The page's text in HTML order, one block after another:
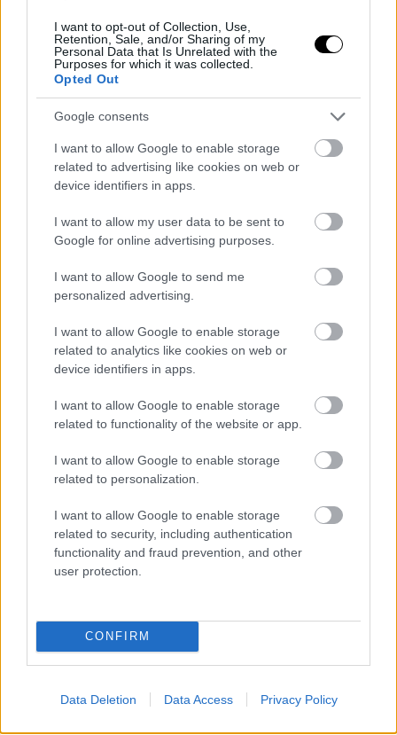
I want to opt-out of Collection, Use,
Retention, Sale, and/or Sharing of my
Personal Data that Is Unrelated with the
Purposes for which it was collected.
Opted Out
Google consents
I want to allow Google to enable storage
related to advertising like cookies on web or
device identifiers in apps.
I want to allow my user data to be sent to
Google for online advertising purposes.
I want to allow Google to send me
personalized advertising.
I want to allow Google to enable storage
related to analytics like cookies on web or
device identifiers in apps.
I want to allow Google to enable storage
related to functionality of the website or app.
I want to allow Google to enable storage
related to personalization.
I want to allow Google to enable storage
related to security, including authentication
functionality and fraud prevention, and other
user protection.
CONFIRM
Data Deletion Data Access Privacy Policy
να εντοπίζει κατασκευαστικές
ατέλειες στα αυτοκίνητά της
05 ΙΟΥΛ 2026
Τι δεν θα έχει η νέα BMW X5 μετά
από 28 χρόνια-ο λόγος πίσω από την
απόφαση